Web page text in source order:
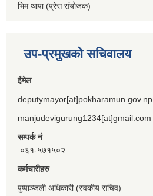
भिम थापा (प्रेस संयोजक)
उप-प्रमुखको सचिवालय
ईमेल
deputymayor[at]pokharamun.gov.np
manjudevigurung1234[at]gmail.com
सम्पर्क नं
०६१-५७१५०२
कर्मचारीहरु
पुष्पाञ्जली अधिकारी (स्वकीय सचिव)